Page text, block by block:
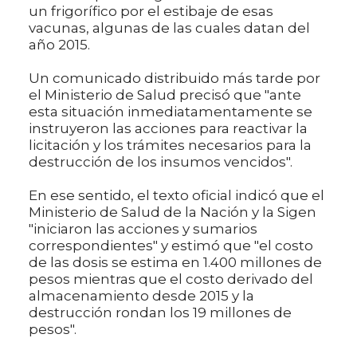
un frigorífico por el estibaje de esas
vacunas, algunas de las cuales datan del
año 2015.
Un comunicado distribuido más tarde por
el Ministerio de Salud precisó que "ante
esta situación inmediatamentamente se
instruyeron las acciones para reactivar la
licitación y los trámites necesarios para la
destrucción de los insumos vencidos".
En ese sentido, el texto oficial indicó que el
Ministerio de Salud de la Nación y la Sigen
"iniciaron las acciones y sumarios
correspondientes" y estimó que "el costo
de las dosis se estima en 1.400 millones de
pesos mientras que el costo derivado del
almacenamiento desde 2015 y la
destrucción rondan los 19 millones de
pesos".